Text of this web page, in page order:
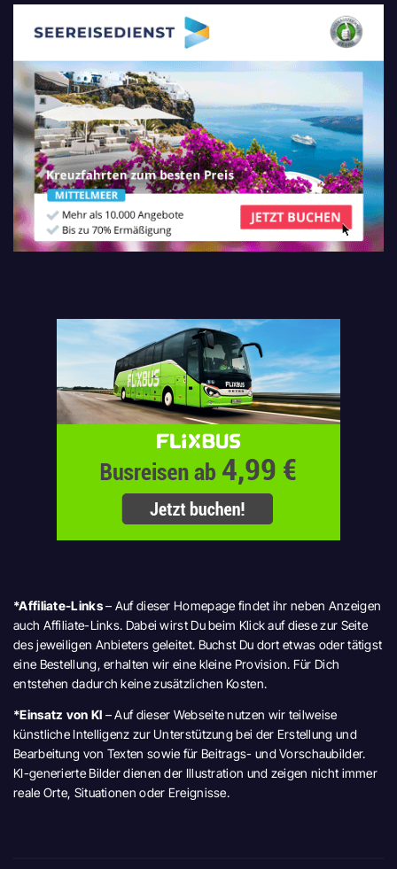
*Affiliate-Links– Auf dieser Homepage findet ihr neben Anzeigen
auch Affiliate-Links. Dabei wirst Du beim Klick auf diese zur Seite
des jeweiligen Anbieters geleitet. Buchst Du dort etwas oder tätigst
eine Bestellung, erhalten wir eine kleine Provision. Für Dich
entstehen dadurch keine zusätzlichen Kosten.
*Einsatz von KI – Auf dieser Webseite nutzen wir teilweise
künstliche Intelligenz zur Unterstützung bei der Erstellung und
Bearbeitung von Texten sowie für Beitrags- und Vorschaubilder.
KI-generierte Bilder dienen der Illustration und zeigen nicht immer
reale Orte, Situationen oder Ereignisse.